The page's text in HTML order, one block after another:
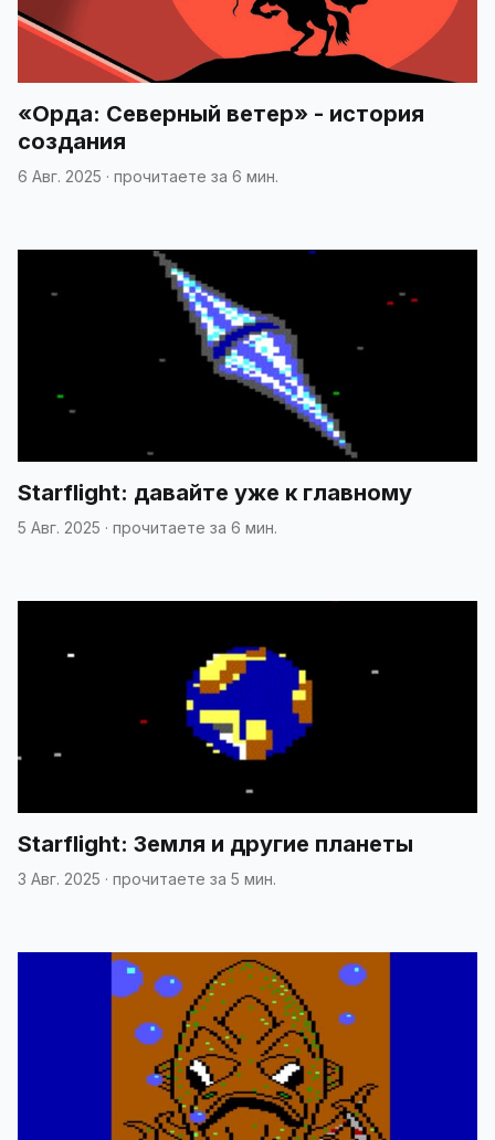
«Орда: Северный ветер» - история
создания
6 Авг. 2025 · прочитаете за 6 мин.
Starflight: давайте уже к главному
5 Авг. 2025 · прочитаете за 6 мин.
Starflight: Земля и другие планеты
3 Авг. 2025 · прочитаете за 5 мин.